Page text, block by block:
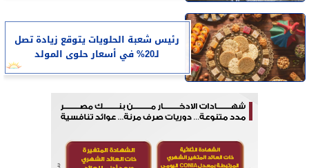
رئيس شعبة الحلويات يتوقع زيادة تصل
لـ20% في أسعار حلوى المولد